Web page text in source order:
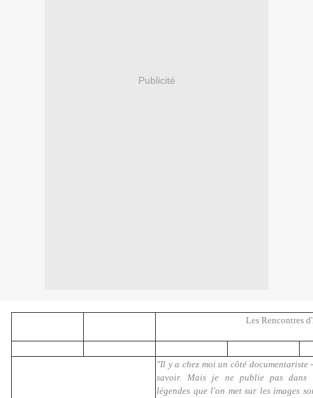
Publicité
Les Rencontres
"Il y a chez moi un côté documentariste
savoir. Mais je ne publie pas dans
légendes que l'on met sur les images